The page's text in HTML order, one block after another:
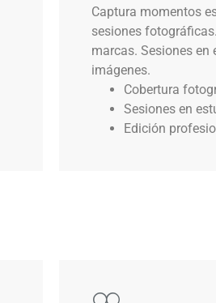
Captura momentos
sesiones
marcas. Sesiones
imágenes.
Cobertura
Sesiones en
Edición